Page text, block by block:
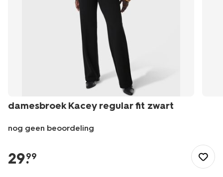
damesbroek Kacey regular fit zwart
nog geen beoordeling
kacey-
regular-
29.
99